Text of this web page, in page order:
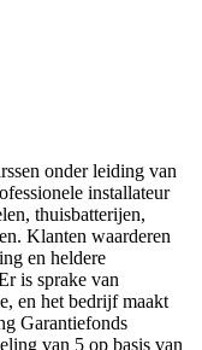
onder leiding van
installateur
thuisbatterijen,
Klanten waarderen
en heldere
is sprake van
en het bedrijf maakt
Garantiefonds
van 5 op basis van